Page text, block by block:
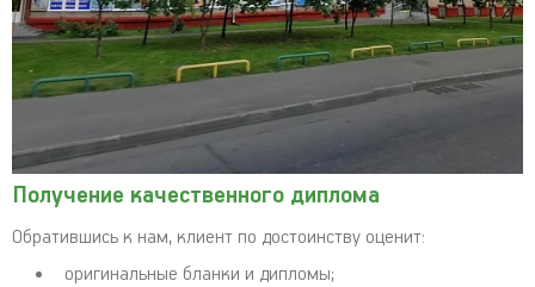
Получение качественного диплома
Обратившись к нам, клиент по достоинству оценит:
оригинальные бланки и дипломы;